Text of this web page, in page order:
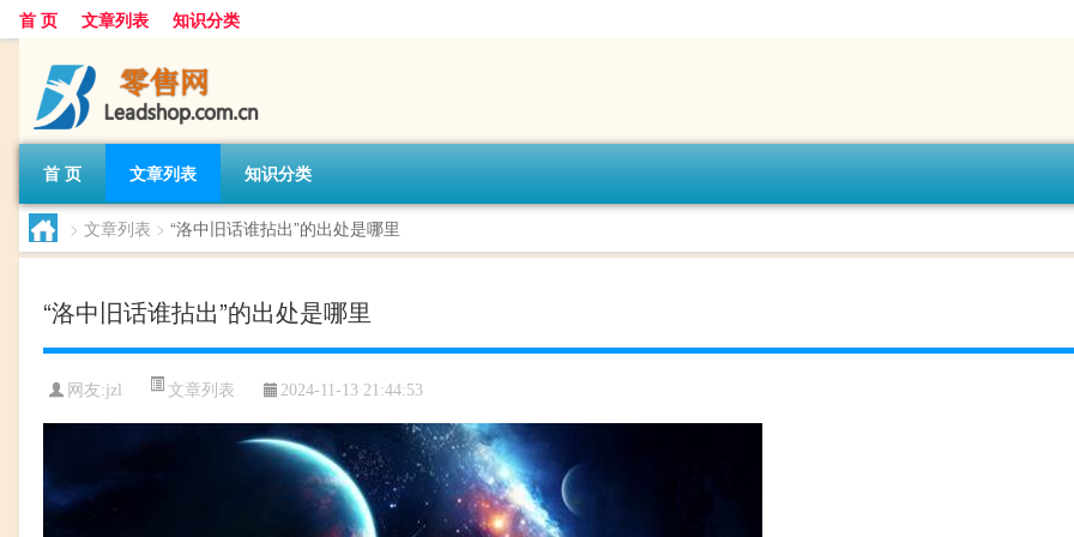
首 页 文章列表 知识分类
首 页 文章列表 知识分类
> 文章列表 > “洛中旧话谁拈出”的出处是哪里
“洛中旧话谁拈出”的出处是哪里
网友:jzl 文章列表 2024-11-13 21:44:53